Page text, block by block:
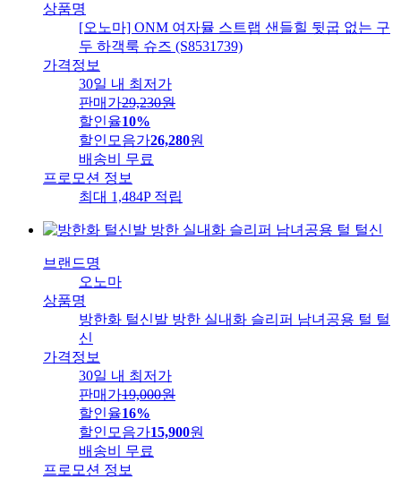
상품명
[오노마] ONM 여자뮬 스트랩 샌들힐 뒷굽 없는 구
두 하객룩 슈즈 (S8531739)
가격정보
30일 내 최저가
판매가29,230원
할인율10%
할인모음가26,280원
배송비
무료
프로모션 정보
최대 1,484P 적립
브랜드명
오노마
상품명
방한화 털신발 방한 실내화 슬리퍼 남녀공용 털 털
신
가격정보
30일 내 최저가
판매가19,000원
할인율16%
할인모음가15,900원
배송비
무료
프로모션 정보